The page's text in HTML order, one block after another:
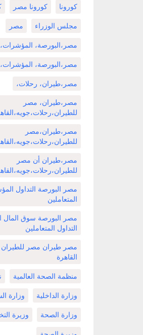
كورونا كورونا مصر
مجلس الوزراء مصر
مصر،البورصة، المؤشرات،
مصر،البورصة، المؤشرات،
مصر،طيران، رحلات،
مصر،طيران، مصر
مصر،طيران،مصر
مصر،طيران أن مصر
مصر البورصة التداول
المتعاملين
مصر البورصة سوق المال
التداول المتعاملين
مصر طيران مصر للطيران
القاهرة
منظمة الصحة العالمية
وزارة الداخلية وزارة
وزارة الصحة وزيرة